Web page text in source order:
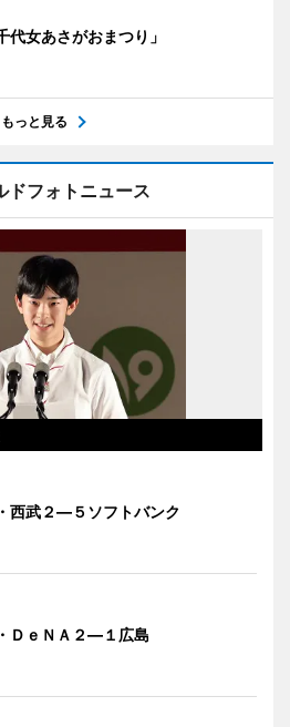
代女あさがおまつり」
もっと見る
ドフォトニュース
西武２―５ソフトバンク
ＤｅＮＡ２―１広島